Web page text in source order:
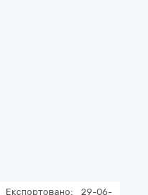
Експортовано:
29-06-